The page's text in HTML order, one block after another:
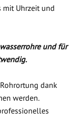
mit Uhrzeit und
und für
dank
werden.